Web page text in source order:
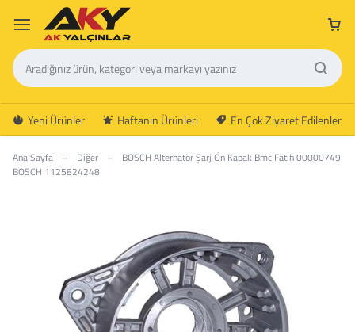
Yeni Ürünler Haftanın Ürünleri En Çok Ziyaret Edilenler
Ana Sayfa – Diğer –
BOSCH Alternatör Şarj Ön Kapak Bmc Fatih 00000749
BOSCH 1125824248